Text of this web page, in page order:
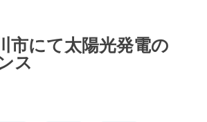
市にて太陽光発電の
ス